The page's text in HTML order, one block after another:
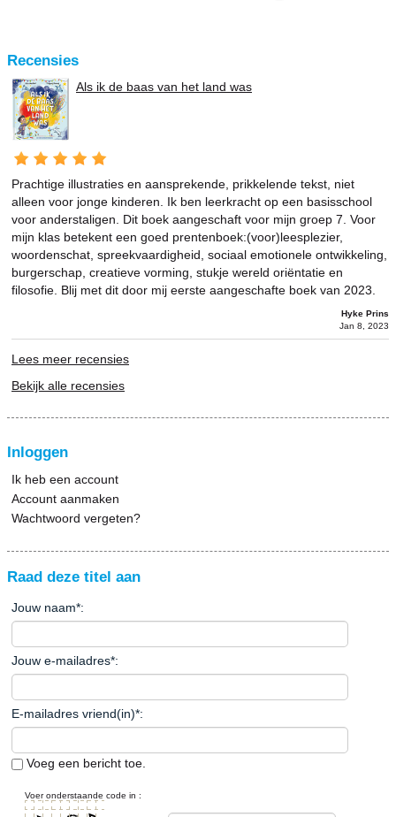
Recensies
Als ik de baas van het land was
Prachtige illustraties en aansprekende, prikkelende tekst, niet
alleen voor jonge kinderen. Ik ben leerkracht op een basisschool
voor anderstaligen. Dit boek aangeschaft voor mijn groep 7. Voor
mijn klas betekent een goed prentenboek:(voor)leesplezier,
woordenschat, spreekvaardigheid, sociaal emotionele ontwikkeling,
burgerschap, creatieve vorming, stukje wereld oriëntatie en
filosofie. Blij met dit door mij eerste aangeschafte boek van 2023.
Hyke Prins
Jan 8, 2023
Lees meer recensies
Bekijk alle recensies
Inloggen
Ik heb een account
Account aanmaken
Wachtwoord vergeten?
Raad deze titel aan
Jouw naam*:
Jouw e-mailadres*:
E-mailadres vriend(in)*:
Voeg een bericht toe.
Voer onderstaande code in :